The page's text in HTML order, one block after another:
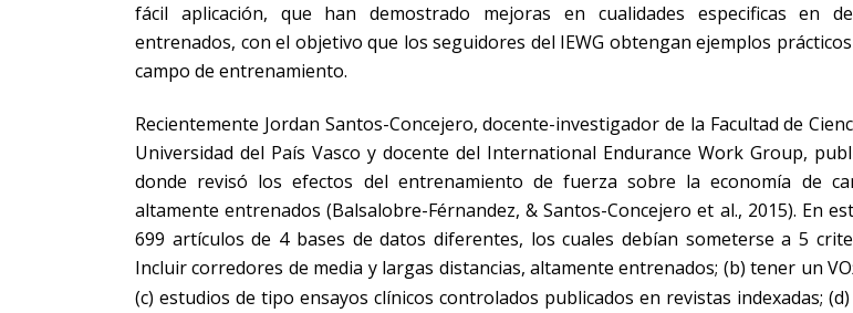
fácil aplicación, que han demostrado mejoras en cualidades especificas en
entrenados, con el objetivo que los seguidores del IEWG obtengan ejemplos
campo de entrenamiento.
Recientemente Jordan Santos-Concejero, docente-investigador de la Facultad de
Universidad del País Vasco y docente del International Endurance Work Group,
donde revisó los efectos del entrenamiento de fuerza sobre la economía de
altamente entrenados (Balsalobre-Férnandez, & Santos-Concejero et al., 2015). En
699 artículos de 4 bases de datos diferentes, los cuales debían someterse a 5
Incluir corredores de media y largas distancias, altamente entrenados; (b) tener un VO
(c) estudios de tipo ensayos clínicos controlados publicados en revistas indexadas;